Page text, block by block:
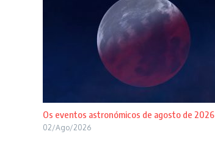
Os eventos astronómicos de agosto de 2026
02/Ago/2026